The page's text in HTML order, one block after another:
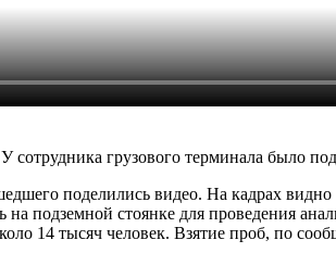
грузового терминала было
поделились видео. На кадрах
подземной стоянке для проведения
14 тысяч человек. Взятие проб, по